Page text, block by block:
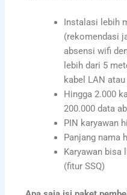
Instalasi lebih
(rekomendasi
absensi wifi
lebih dari 5
kabel LAN
Hingga 2.000
200.000 data
PIN karyawan
Panjang nama
Karyawan bisa
(fitur SSQ)